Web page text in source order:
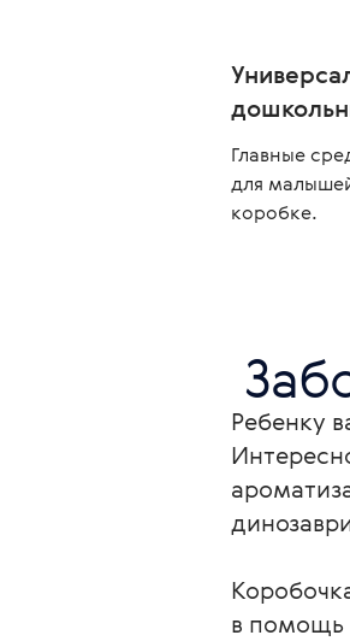
Главные
для
коробке.
Ребенку
в